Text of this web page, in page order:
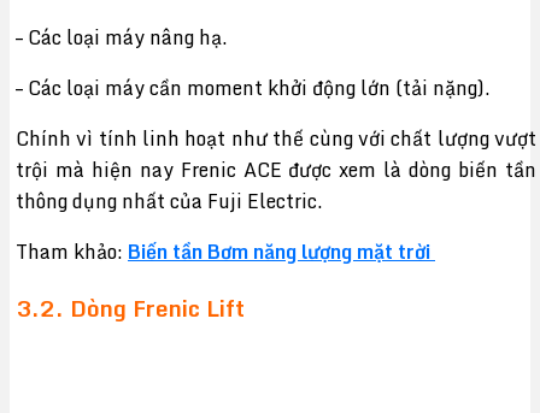
– Các loại máy nâng hạ.
– Các loại máy cần moment khởi động lớn (tải nặng).
Chính vì tính linh hoạt như thế cùng với chất lượng vượt
trội mà hiện nay Frenic ACE được xem là dòng biến tần
thông dụng nhất của Fuji Electric.
Tham khảo:Biến tần Bơm năng lượng mặt trời
3.2. Dòng Frenic Lift